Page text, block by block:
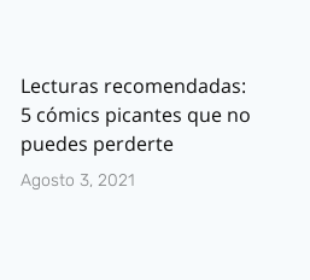
Lecturas recomendadas:
5 cómics picantes que no
puedes perderte
Agosto 3, 2021